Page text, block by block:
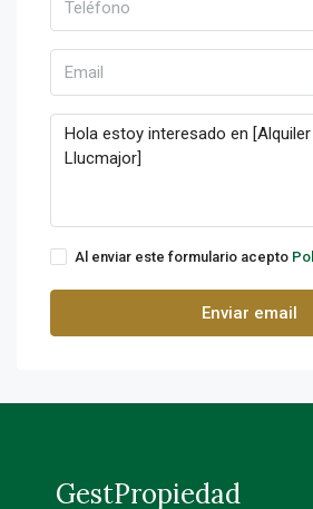
Al enviar este formulario acepto
Enviar email
GestPropiedad